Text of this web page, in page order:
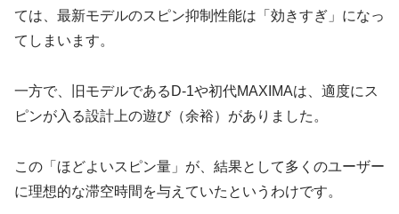
ては、最新モデルのスピン抑制性能は「効きすぎ」になっ
てしまいます。
一方で、旧モデルであるD-1や初代MAXIMAは、適度にス
ピンが入る設計上の遊び（余裕）がありました。
この「ほどよいスピン量」が、結果として多くのユーザー
に理想的な滞空時間を与えていたというわけです。